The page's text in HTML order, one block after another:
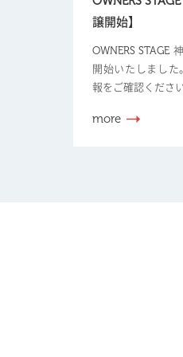
譲開始】
OWNERS STAGE
開始いたしまし
報をご確認くださ
more